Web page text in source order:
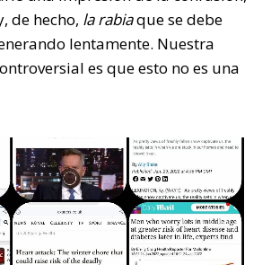
de hecho, la rabiaque se debe
lentamente. Nuestra
es que esto no es una